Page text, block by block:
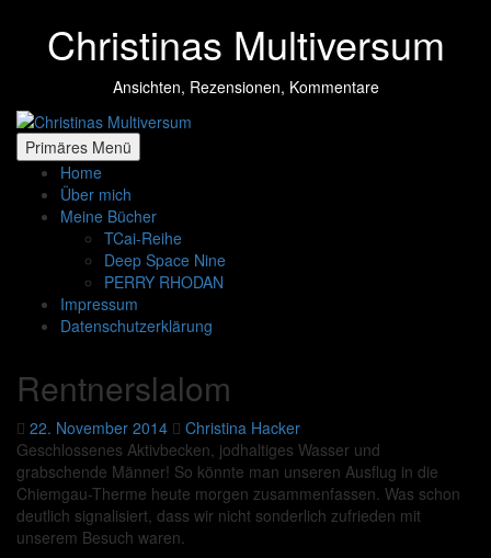
springenChristinas Multiversum
Ansichten, Rezensionen, Kommentare
Primäres Menü
Home
Über mich
Meine Bücher
TCai-Reihe
Deep Space Nine
PERRY RHODAN
Impressum
Datenschutzerklärung
Rentnerslalom
22. November 2014
Christina Hacker
Geschlossenes Aktivbecken, jodhaltiges Wasser und
grabschende Männer! So könnte man unseren Ausflug in die
Chiemgau-Therme heute morgen zusammenfassen. Was schon
deutlich signalisiert, dass wir nicht sonderlich zufrieden mit
unserem Besuch waren.